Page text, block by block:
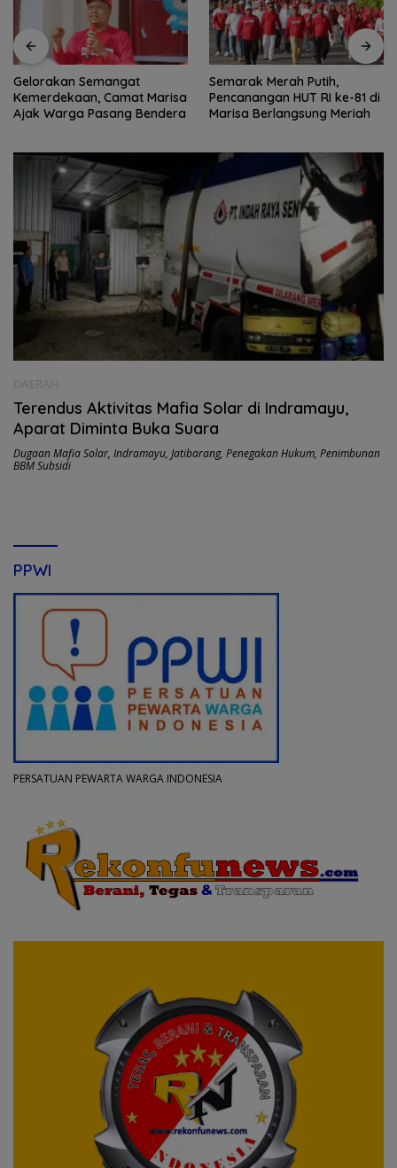
Gelorakan Semangat
Kemerdekaan, Camat Marisa
Ajak Warga Pasang Bendera
Semarak Merah Putih,
Pencanangan HUT RI ke-81 di
Marisa Berlangsung Meriah
Terendus Aktivitas Mafia Solar di Indramayu,
Aparat Diminta Buka Suara
Dugaan Mafia Solar, Indramayu, Jatibarang, Penegakan Hukum, Penimbunan
BBM Subsidi
PPWI
PERSATUAN PEWARTA WARGA INDONESIA